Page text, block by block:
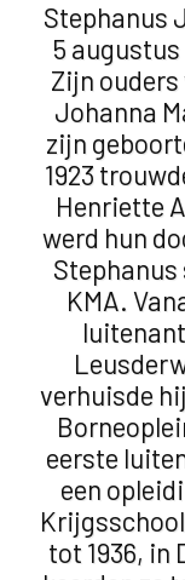
Stephanus
5 augustus
Zijn ouders
Johanna
zijn
1923
Henriette
werd hun
Stephanus
KMA.
verhuisde
eerste
een
tot 1936, in